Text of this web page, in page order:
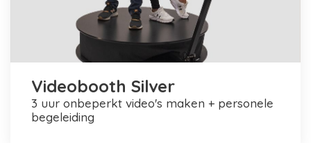
Videobooth Silver
3 uur onbeperkt video's maken + personele
begeleiding